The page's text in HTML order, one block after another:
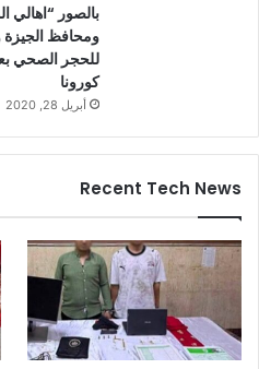
بالصور “اهالي
ومحافظ الجيزة
كورونا
أبريل 28, 2020
Recent Tech News